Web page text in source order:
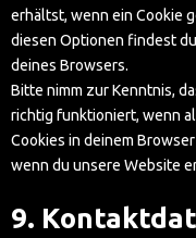
erhältst, wenn ein Cookie
diesen Optionen findest
deines Browsers.
Bitte nimm zur Kenntnis,
richtig funktioniert, wenn
Cookies in deinem
wenn du unsere Website
9.